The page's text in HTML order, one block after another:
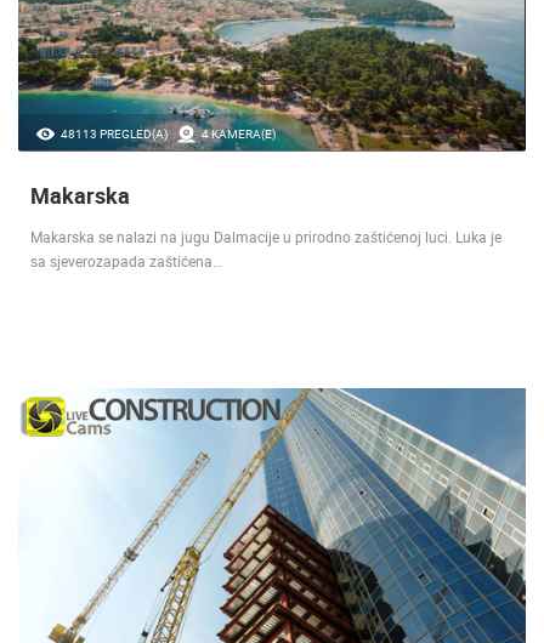
48113 PREGLED(A) 4 KAMERA(E)
Makarska
Makarska se nalazi na jugu Dalmacije u prirodno zaštićenoj luci. Luka je
sa sjeverozapada zaštićena…